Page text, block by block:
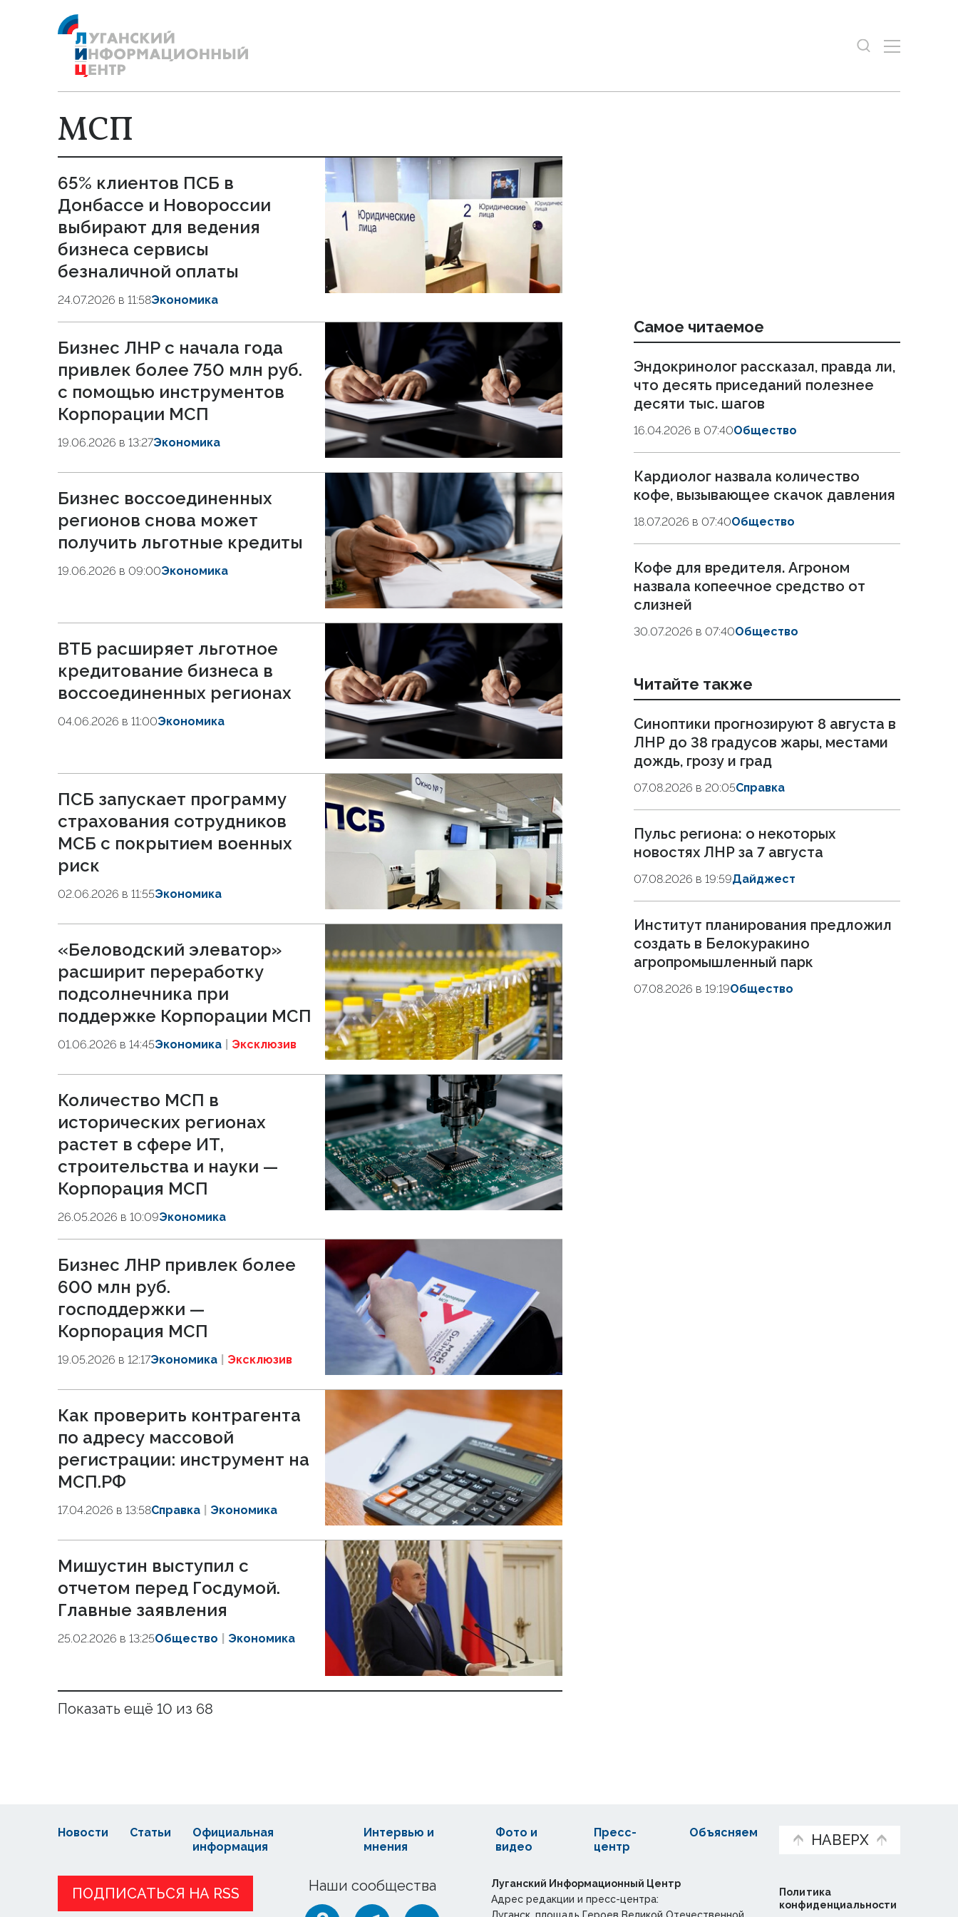
МСП
65% клиентов ПСБ в
Донбассе и Новороссии
выбирают для ведения
бизнеса сервисы
безналичной оплаты
24.07.2026 в 11:58Экономика
Бизнес ЛНР с начала года
привлек более 750 млн руб.
с помощью инструментов
Корпорации МСП
19.06.2026 в 13:27Экономика
Бизнес воссоединенных
регионов снова может
получить льготные кредиты
19.06.2026 в 09:00Экономика
ВТБ расширяет льготное
кредитование бизнеса в
воссоединенных регионах
04.06.2026 в 11:00Экономика
ПСБ запускает программу
страхования сотрудников
МСБ с покрытием военных
риск
02.06.2026 в 11:55Экономика
«Беловодский элеватор»
расширит переработку
подсолнечника при
поддержке Корпорации МСП
01.06.2026 в 14:45Экономика Эксклюзив
Количество МСП в
исторических регионах
растет в сфере ИТ,
строительства и науки —
Корпорация МСП
26.05.2026 в 10:09Экономика
Бизнес ЛНР привлек более
600 млн руб.
господдержки —
Корпорация МСП
19.05.2026 в 12:17Экономика Эксклюзив
Как проверить контрагента
по адресу массовой
регистрации: инструмент на
МСП.РФ
17.04.2026 в 13:58Справка Экономика
Мишустин выступил с
отчетом перед Госдумой.
Главные заявления
25.02.2026 в 13:25Общество Экономика
Показать ещё 10 из 68
Самое читаемое
Эндокринолог рассказал, правда ли,
что десять приседаний полезнее
десяти тыс. шагов
16.04.2026 в 07:40Общество
Кардиолог назвала количество
кофе, вызывающее скачок давления
18.07.2026 в 07:40Общество
Кофе для вредителя. Агроном
назвала копеечное средство от
слизней
30.07.2026 в 07:40Общество
Читайте также
Синоптики прогнозируют 8 августа в
ЛНР до 38 градусов жары, местами
дождь, грозу и град
07.08.2026 в 20:05Справка
Пульс региона: о некоторых
новостях ЛНР за 7 августа
07.08.2026 в 19:59Дайджест
Институт планирования предложил
создать в Белокуракино
агропромышленный парк
07.08.2026 в 19:19Общество
НАВЕРХ
Наши сообщества
ПОДПИСАТЬСЯ НА RSS
Новости Статьи
Официальная
информация
Интервью и
мнения
Фото и
видео
Пресс-
центр
Объясняем
Политика
конфиденциальности
Луганский Информационный Центр
Адрес редакции и пресс-центра: